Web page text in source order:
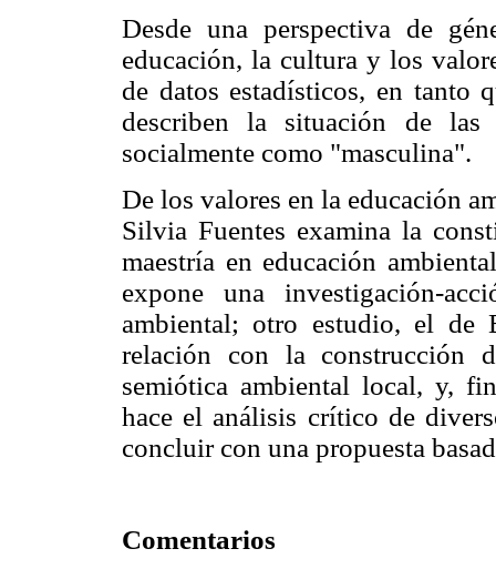
Desde una perspectiva de
educación, la cultura y los
de datos estadísticos, en tanto
describen la situación de las
socialmente como "masculina".
De los valores en la educación
Silvia Fuentes examina la
maestría en educación
expone una investigación-
ambiental; otro estudio, el de
relación con la construcción
semiótica ambiental local, y,
hace el análisis crítico de
concluir con una propuesta
Comentarios